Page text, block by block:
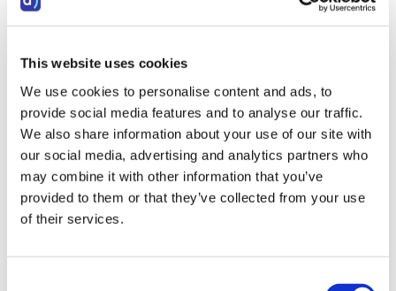
This website uses cookies
We use cookies to personalise content and ads, to
provide social media features and to analyse our traffic.
We also share information about your use of our site with
our social media, advertising and analytics partners who
may combine it with other information that you’ve
provided to them or that they’ve collected from your use
of their services.
Réagissez instantanément aux anomalies
Suivez les performances de vos campagnes actives